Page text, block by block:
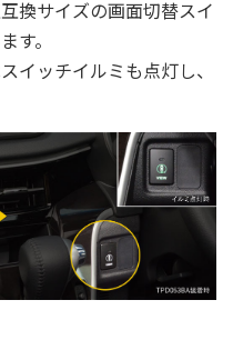
換サイズの画面切替スイ
す。
イッチイルミも点灯し、